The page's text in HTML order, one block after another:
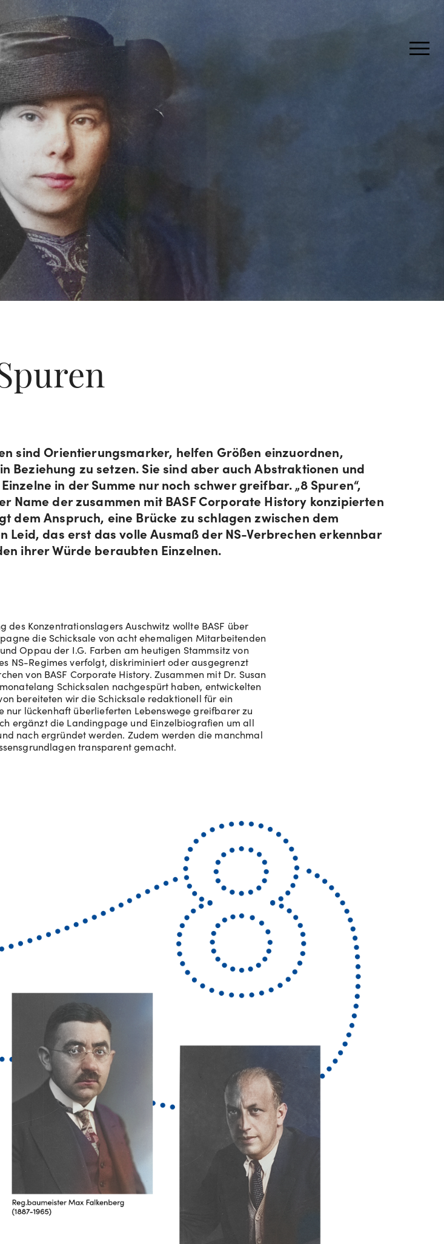
sind Orientierungsmarker, helfen Größen einzuordnen,
Beziehung zu setzen. Sie sind aber auch Abstraktionen und
in der Summe nur noch schwer greifbar. „8 Spuren“,
Name der zusammen mit BASF Corporate History konzipierten
dem Anspruch, eine Brücke zu schlagen zwischen dem
Leid, das erst das volle Ausmaß der NS-Verbrechen erkennbar
ihrer Würde beraubten Einzelnen.
des Konzentrationslagers Auschwitz wollte BASF über
die Schicksale von acht ehemaligen Mitarbeitenden
Oppau der I.G. Farben am heutigen Stammsitz von
NS-Regimes verfolgt, diskriminiert oder ausgegrenzt
von BASF Corporate History. Zusammen mit Dr. Susan
Schicksalen nachgespürt haben, entwickelten
bereiteten wir die Schicksale redaktionell für ein
lückenhaft überlieferten Lebenswege greifbarer zu
ergänzt die Landingpage und Einzelbiografien um all
nach ergründet werden. Zudem werden die manchmal
transparent gemacht.